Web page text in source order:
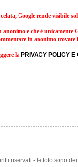
Google rende visibile
e che è unicamente
in anonimo trovate
la PRIVACY POLICY E
riservati - le foto sono